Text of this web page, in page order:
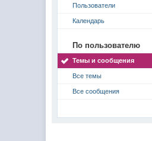
Пользователи
Календарь
По пользователю
Темы и сообщения
Все темы
Все сообщения